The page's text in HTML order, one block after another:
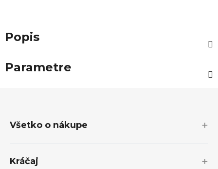
Popis
Parametre
Všetko o nákupe
Kráčaj